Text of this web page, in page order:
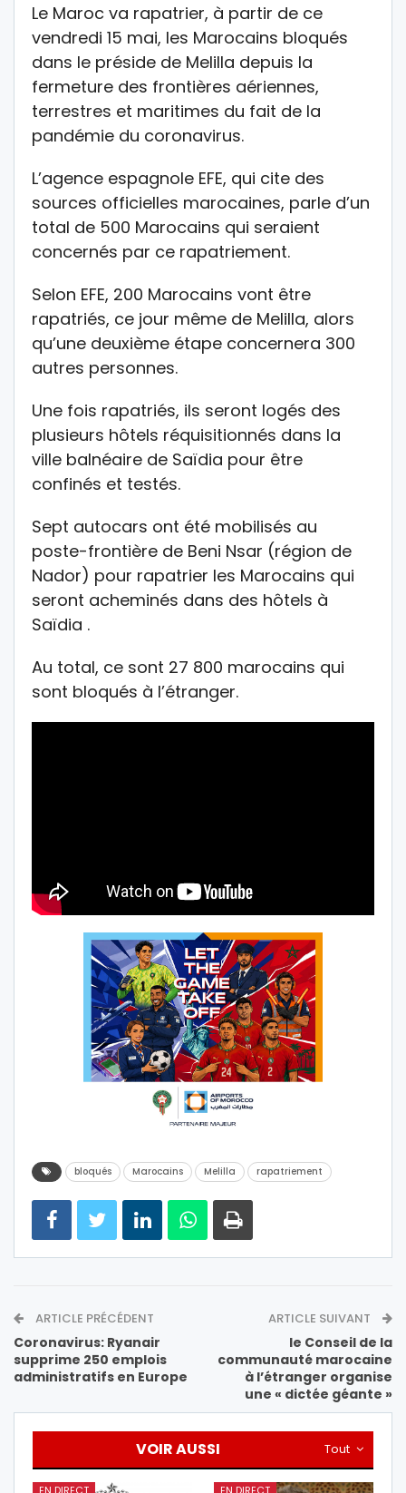
Le Maroc va rapatrier, à partir de ce
vendredi 15 mai, les Marocains bloqués
dans le préside de Melilla depuis la
fermeture des frontières aériennes,
terrestres et maritimes du fait de la
pandémie du coronavirus.
L’agence espagnole EFE, qui cite des
sources officielles marocaines, parle d’un
total de 500 Marocains qui seraient
concernés par ce rapatriement.
Selon EFE, 200 Marocains vont être
rapatriés, ce jour même de Melilla, alors
qu’une deuxième étape concernera 300
autres personnes.
Une fois rapatriés, ils seront logés des
plusieurs hôtels réquisitionnés dans la
ville balnéaire de Saïdia pour être
confinés et testés.
Sept autocars ont été mobilisés au
poste-frontière de Beni Nsar (région de
Nador) pour rapatrier les Marocains qui
seront acheminés dans des hôtels à
Saïdia .
Au total, ce sont 27 800 marocains qui
sont bloqués à l’étranger.
bloqués Marocains Melilla rapatriement
ARTICLE PRÉCÉDENT
Coronavirus: Ryanair
supprime 250 emplois
administratifs en Europe
ARTICLE SUIVANT
le Conseil de la
communauté marocaine
à l’étranger organise
une « dictée géante »
Tout
VOIR AUSSI